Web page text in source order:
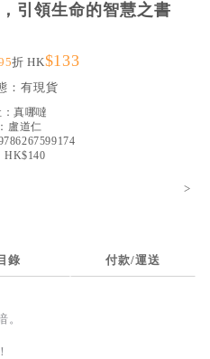
引領生命的智慧之書
折 HK$133
： 有現貨
：真哪噠
盧道仁
HK$140
>
錄 付款/運送
。